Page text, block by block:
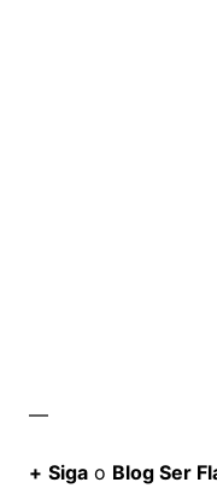
—
+ Sigao Blog Ser